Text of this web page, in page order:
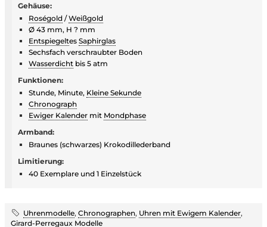
Gehäuse:
Roségold /Weißgold
Ø 43 mm, H ? mm
Entspiegeltes Saphirglas
Sechsfach verschraubter Boden
Wasserdicht bis 5 atm
Funktionen:
Stunde, Minute, Kleine Sekunde
Chronograph
Ewiger Kalender mit Mondphase
Armband:
Braunes (schwarzes) Krokodillederband
Limitierung:
40 Exemplare und 1 Einzelstück
Uhrenmodelle, Chronographen, Uhren mit Ewigem Kalender,
Girard-Perregaux Modelle